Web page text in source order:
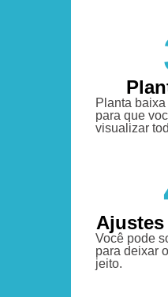
Planta
para que
visualizar
Ajustes
Você pode
para deixar
jeito.